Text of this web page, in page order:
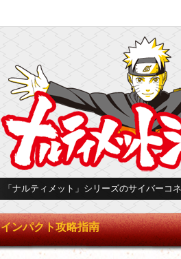
「ナルティメット」シリーズのサイバーコ
インパクト攻略指南